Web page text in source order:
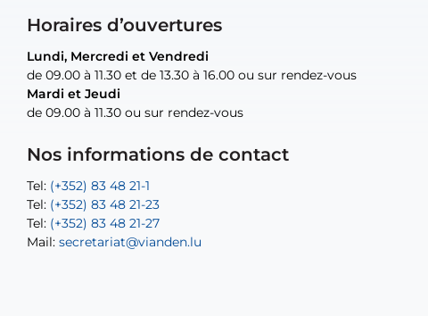
Horaires d’ouvertures
Lundi, Mercredi et Vendredi
de 09.00 à 11.30 et de 13.30 à 16.00 ou sur rendez-vous
Mardi et Jeudi
de 09.00 à 11.30 ou sur rendez-vous
Nos informations de contact
Tel: (+352) 83 48 21-1
Tel: (+352) 83 48 21-23
Tel: (+352) 83 48 21-27
Mail: secretariat@vianden.lu
Lundi, Mercredi et Vendredi
de 09.00 à 11.30 et de 13.30 à 16.00 ou sur rendez-vous
Mardi et Jeudi
de 09.00 à 11.30 ou sur rendez-vous
Tel: (+352) 83 48 21-20
Tel: (+352) 83 48 21-22
Mail:sofia.carvalho@vianden.lu
Mail: diane.storn@vianden.lu
uniquement sur rendez-vous
Mail:recette@vianden.lu
uniquement sur rendez-vous
Tel:(+352) 83 48 21-31
uniquement sur rendez-vous
Tel:Permanence (Fuite d’eau) : 83 48 21 61